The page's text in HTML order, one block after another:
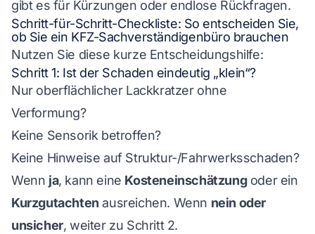
gibt es für Kürzungen oder endlose Rückfragen.
Schritt-für-Schritt-Checkliste: So entscheiden Sie,
ob Sie ein KFZ-Sachverständigenbüro brauchen
Nutzen Sie diese kurze Entscheidungshilfe:
Schritt 1: Ist der Schaden eindeutig „klein“?
Nur oberflächlicher Lackkratzer ohne
Verformung?
Keine Sensorik betroffen?
Keine Hinweise auf Struktur-/Fahrwerksschaden?
Wenn ja, kann eine Kosteneinschätzungoder ein
Kurzgutachten ausreichen. Wenn nein oder
unsicher, weiter zu Schritt 2.